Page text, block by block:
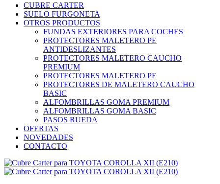
CUBRE CARTER
SUELO FURGONETA
OTROS PRODUCTOS
FUNDAS EXTERIORES PARA COCHES
PROTECTORES MALETERO PE
ANTIDESLIZANTES
PROTECTORES MALETERO CAUCHO
PREMIUM
PROTECTORES MALETERO PE
PROTECTORES DE MALETERO CAUCHO
BASIC
ALFOMBRILLAS GOMA PREMIUM
ALFOMBRILLAS GOMA BASIC
PASOS RUEDA
OFERTAS
NOVEDADES
CONTACTO